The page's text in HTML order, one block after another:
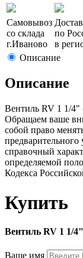
Самовывоз
со склада
г.Иваново
по
в
Описание
Описание
Вентиль RV 1 1/4"
Обращаем ваше
собой право
справочный
определяемой
Кодекса
Купить
Вентиль RV 1 1/
Ваше имя